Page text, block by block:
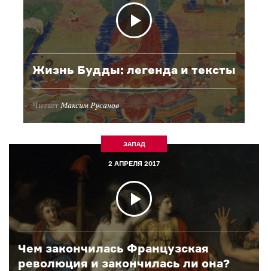
Жизнь Будды: легенда и тексты
ЧитаетМаксим Русанов
ЗАПАД
2 АПРЕЛЯ 2017
Чем закончилась Французская
революция и закончилась ли она?